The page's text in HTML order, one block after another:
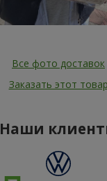
Все фото доставок
Заказать этот товар
Наши